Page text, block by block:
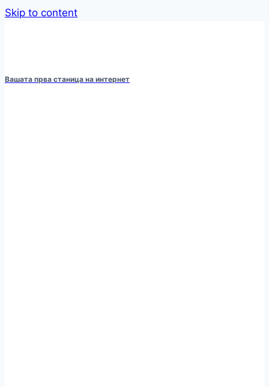
Skip to content
Вашата прва станица на интернет